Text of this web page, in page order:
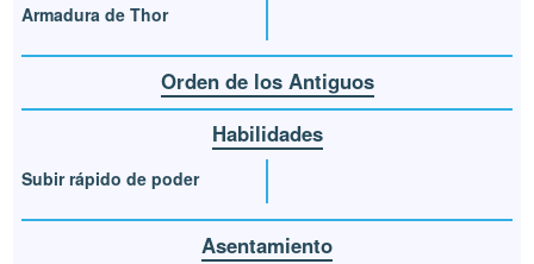
Armadura de Thor
Orden de los Antiguos
Habilidades
Subir rápido de poder
Asentamiento